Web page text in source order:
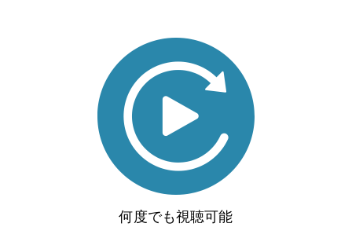
何度でも視聴可能